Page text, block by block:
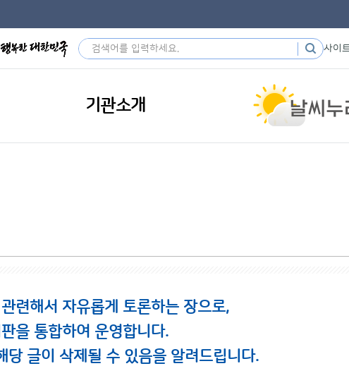
사이
기관소개
련해서 자유롭게 토론하는 장으로,
을 통합하여 운영합니다.
글이 삭제될 수 있음을 알려드립니다.